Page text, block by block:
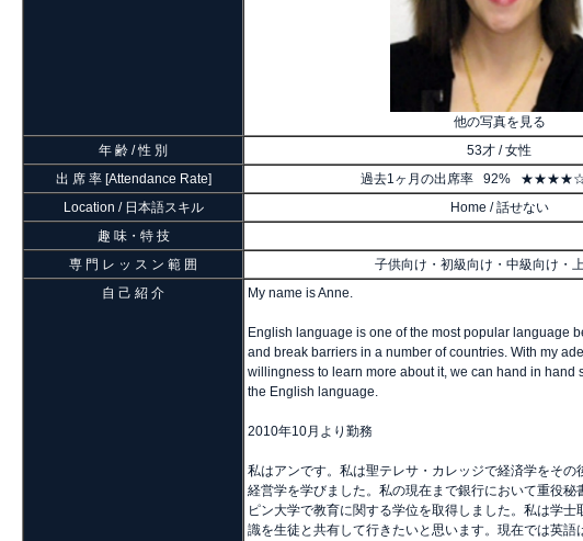
他の写真を見る
年 齢 / 性 別
53才 / 女性
出 席 率 [Attendance Rate]
過去1ヶ月の出席率 92%
Location / 日本語スキル
Home / 話せない
趣 味・特 技
専 門 レ ッ ス ン 範 囲
子供向け・初級向け・中級向け・
自 己 紹 介
My name is Anne.
English language is one of the most popular language
and break barriers in a number of countries. With my
willingness to learn more about it, we can hand in hand
the English language.
2010年10月より勤務
私はアンです。私は聖テレサ・カレッジで経済学をその
経営学を学びました。私の現在まで銀行において重役秘
ピン大学で教育に関する学位を取得しました。私は学士
識を生徒と共有して行きたいと思います。現在では英語